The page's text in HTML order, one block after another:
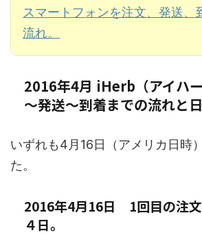
スマートフォンを注文、発送、
流れ。
2016年4月 iHerb（アイハ
～発送～到着までの流れと日
いずれも4月16日（アメリカ日時
た。
2016年4月16日 1回目の注
４日。